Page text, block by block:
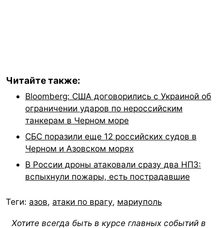
Читайте также:
Bloomberg: США договорились с Украиной об
ограничении ударов по нероссийским
танкерам в Черном море
СБС поразили еще 12 российских судов в
Черном и Азовском морях
В России дроны атаковали сразу два НПЗ:
вспыхнули пожары, есть пострадавшие
Теги: азов, атаки по врагу, мариуполь
Хотите всегда быть в курсе главных событий в